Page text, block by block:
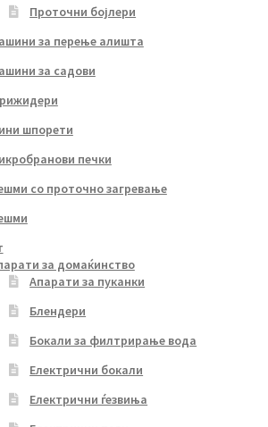
Проточни бојлери
за перење алишта
за садови
шпорети
печки
со проточно загревање
за домаќинство
Апарати за пуканки
Блендери
Бокали за филтрирање вода
Електрични бокали
Електрични ѓезвиња